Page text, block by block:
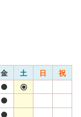
金 土 日 祝